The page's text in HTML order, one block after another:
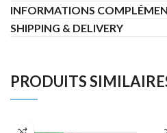
INFORMATIONS
SHIPPING & DELIVERY
PRODUITS